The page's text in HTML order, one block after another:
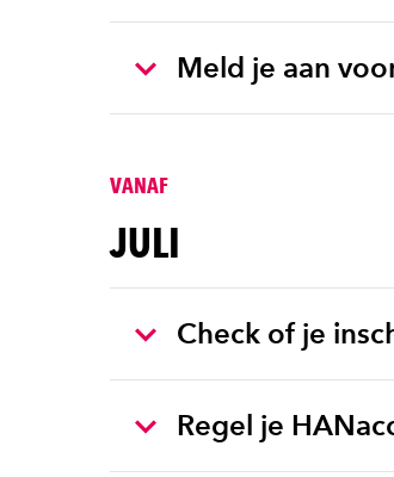
Meld je aan
VANAF
JULI
Check of je
Regel je